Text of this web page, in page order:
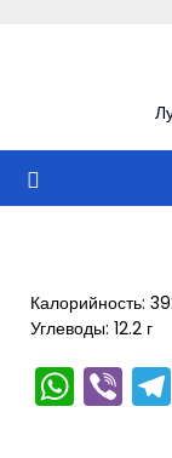
Калорийность:
Углеводы: 12.2 г